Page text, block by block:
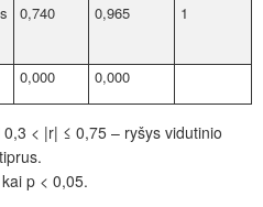
0,740 0,965 1
0,000 0,000
< |r| ≤ 0,75 – ryšys vidutinio
p < 0,05.